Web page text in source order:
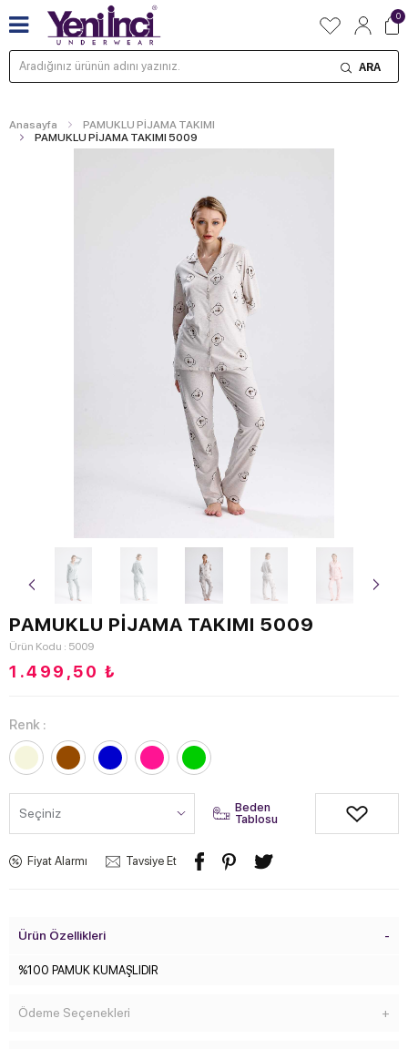
0
ARA
Anasayfa
PAMUKLU PİJAMA TAKIMI
PAMUKLU PİJAMA TAKIMI 5009
PAMUKLU PİJAMA TAKIMI 5009
Ürün Kodu : 5009
1.499,50 ₺
Renk :
Beden
Tablosu
Fiyat Alarmı Tavsiye Et
Ürün Özellikleri
%100 PAMUK KUMAŞLIDIR
Ödeme Seçenekleri